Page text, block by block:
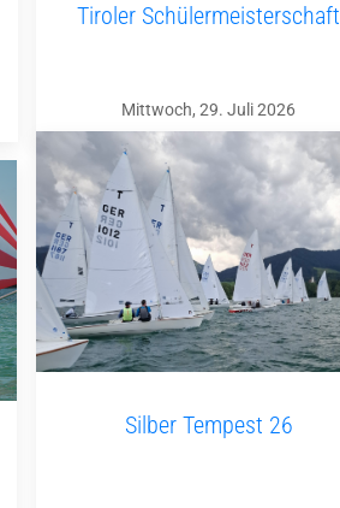
Tiroler Schülermeisterschaft
Mittwoch, 29. Juli 2026
Silber Tempest 26